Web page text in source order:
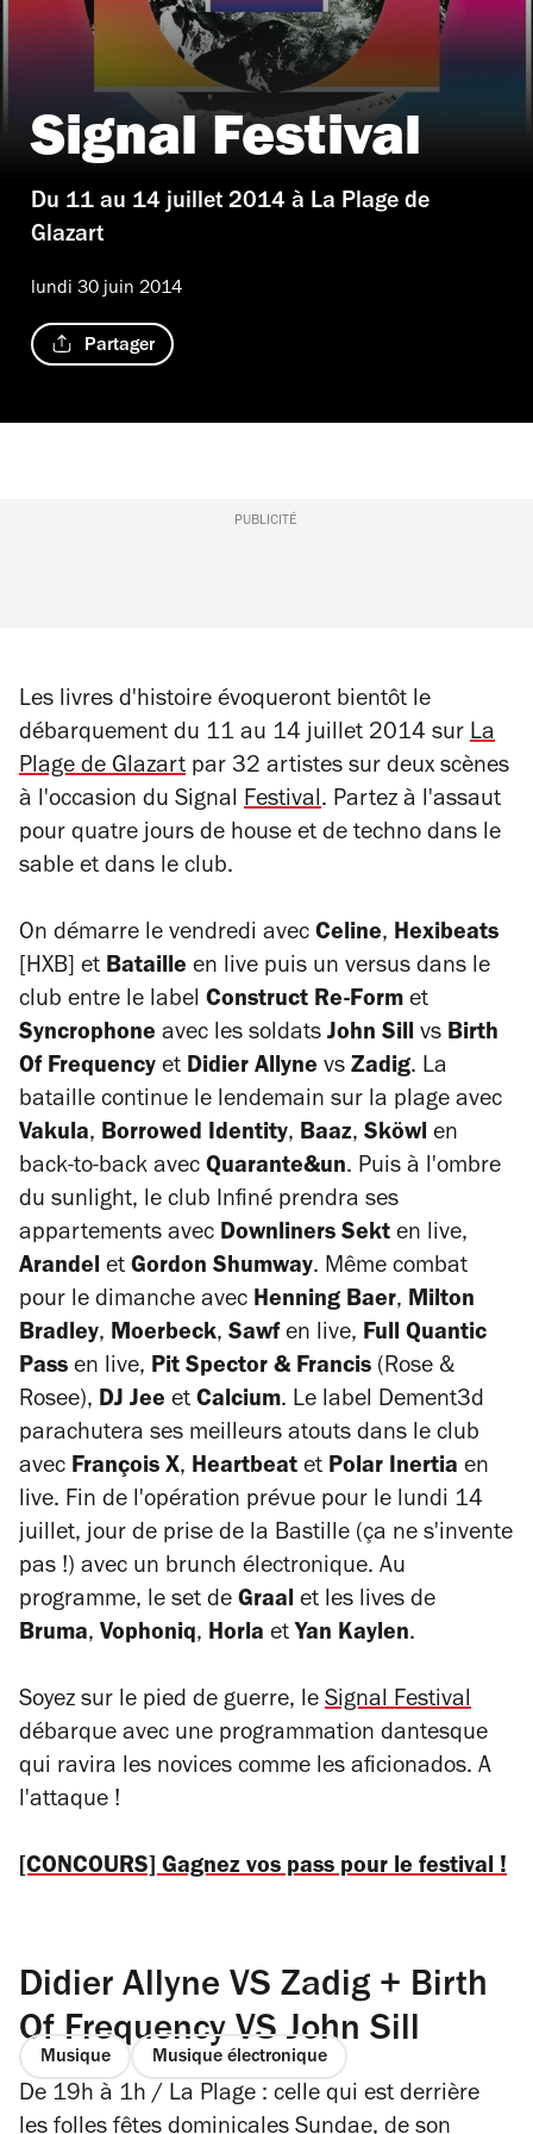
Signal Festival
Du 11 au 14 juillet 2014 à La Plage de
Glazart
lundi 30 juin 2014
Partager
PUBLICITÉ
Les livres d'histoire évoqueront bientôt le
débarquement du 11 au 14 juillet 2014 sur La
Plage de Glazart par 32 artistes sur deux scènes
à l'occasion du Signal Festival. Partez à l'assaut
pour quatre jours de house et de techno dans le
sable et dans le club.
On démarre le vendredi avec Celine, Hexibeats
[HXB] et Bataille en live puis un versus dans le
club entre le label Construct Re-Form et
Syncrophone avec les soldats John Sill vs Birth
Of Frequency et Didier Allyne vs Zadig. La
bataille continue le lendemain sur la plage avec
Vakula, Borrowed Identity, Baaz, Sköwl en
back-to-back avec Quarante&un. Puis à l'ombre
du sunlight, le club Infiné prendra ses
appartements avec Downliners Sekt en live,
Arandel et Gordon Shumway. Même combat
pour le dimanche avec Henning Baer, Milton
Bradley, Moerbeck, Sawf en live, Full Quantic
Pass en live, Pit Spector & Francis (Rose &
Rosee), DJ Jee et Calcium. Le label Dement3d
parachutera ses meilleurs atouts dans le club
avec François X, Heartbeat et Polar Inertia en
live. Fin de l'opération prévue pour le lundi 14
juillet, jour de prise de la Bastille (ça ne s'invente
pas !) avec un brunch électronique. Au
programme, le set de Graal et les lives de
Bruma, Vophoniq, Horla et Yan Kaylen.
Soyez sur le pied de guerre, le Signal Festival
débarque avec une programmation dantesque
qui ravira les novices comme les aficionados. A
l'attaque !
[CONCOURS] Gagnez vos pass pour le festival !
Didier Allyne VS Zadig + Birth
Of Frequency VS John Sill
Musique Musique électronique
De 19h à 1h / La Plage : celle qui est derrière
les folles fêtes dominicales Sundae, de son